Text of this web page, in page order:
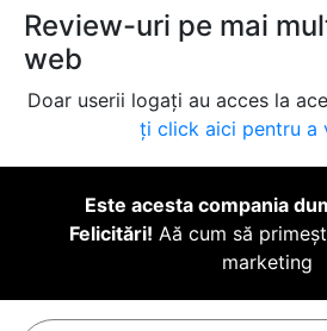
Review-uri pe mai
web
Doar userii logați au acces la
ți click aici pentru a
Este acesta compania
Felicitări! Aă cum să
marketing